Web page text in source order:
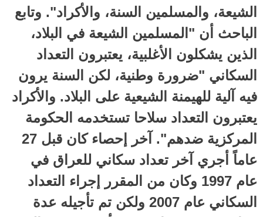
الشيعة، والمسلمين السنة، والأكراد". وتابع
الباحث أن "المسلمين الشيعة في البلاد،
الذين يشكلون الأغلبية، يعتبرون التعداد
السكاني "ضرورة وطنية، لكن السنة يرون
فيه آلية للهيمنة الشيعية على البلاد. والأكراد
يعتبرون التعداد سلاحا تستخدمه الحكومة
المركزية ضدهم". آخر إحصاء كان قبل 27
عاماً أجري آخر تعداد سكاني للعراق في
عام 1997 وكان من المقرر إجراء التعداد
السكاني عام 2007 ولكن تم تأجيله عدة